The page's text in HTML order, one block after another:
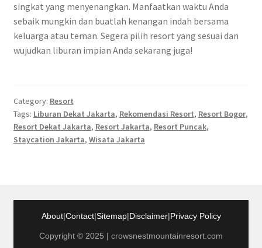
singkat yang menyenangkan. Manfaatkan waktu Anda
sebaik mungkin dan buatlah kenangan indah bersama
keluarga atau teman. Segera pilih resort yang sesuai dan
wujudkan liburan impian Anda sekarang juga!
Category: Resort
Tags: Liburan Dekat Jakarta, Rekomendasi Resort, Resort Bogor,
Resort Dekat Jakarta, Resort Jakarta, Resort Puncak,
Staycation Jakarta, Wisata Jakarta
About|Contact|Sitemap|Disclaimer|Privacy Policy
Copyright © 2025 | crowsnestmountainresort.com